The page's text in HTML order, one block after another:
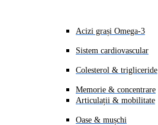
Acizi grași Omega-3
Sistem cardiovascular
Colesterol & trigliceride
Memorie & concentrare
Articulații & mobilitate
Oase & mușchi